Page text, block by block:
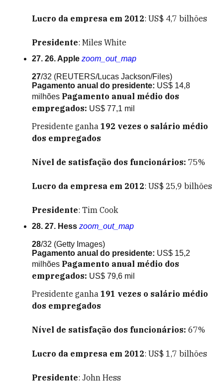
Lucro da empresa em 2012: US$ 4,7 bilhões
Presidente: Miles White
27. 26. Apple zoom_out_map
27/32 (REUTERS/Lucas Jackson/Files)
Pagamento anual do presidente: US$ 14,8
milhões Pagamento anual médio dos
empregados: US$ 77,1 mil
Presidente ganha 192 vezes o salário médio
dos empregados
Nível de satisfação dos funcionários: 75%
Lucro da empresa em 2012: US$ 25,9 bilhões
Presidente: Tim Cook
28. 27. Hess zoom_out_map
28/32 (Getty Images)
Pagamento anual do presidente: US$ 15,2
milhões Pagamento anual médio dos
empregados: US$ 79,6 mil
Presidente ganha 191 vezes o salário médio
dos empregados
Nível de satisfação dos funcionários: 67%
Lucro da empresa em 2012: US$ 1,7 bilhões
Presidente: John Hess